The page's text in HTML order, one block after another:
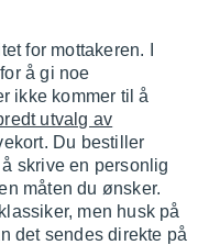
for mottakeren. I
å gi noe
ikke kommer til å
utvalg av
Du bestiller
skrive en personlig
måten du ønsker.
men husk på
det sendes direkte på